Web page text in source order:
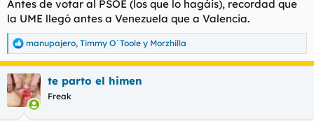
Cargando…
elpais.com
Antes de votar al PSOE (los que lo hagáis), recordad que
la UME llegó antes a Venezuela que a Valencia.
R
e
c
c
i
manupajero, Timmy O´Toole y Morzhilla
te parto el himen
Freak